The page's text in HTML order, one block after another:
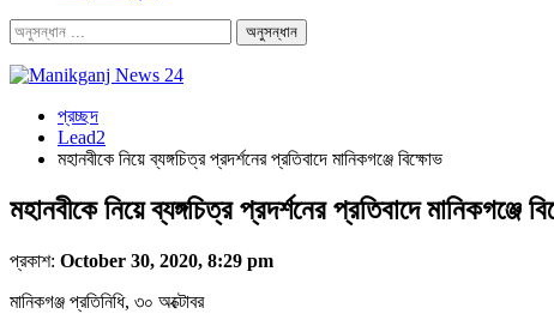
প্রচ্ছদ
Lead2
মহানবীকে নিয়ে ব্যঙ্গচিত্র প্রদর্শনের প্রতিবাদে মানিকগঞ্জে বিক্ষোভ
মহানবীকে নিয়ে ব্যঙ্গচিত্র প্রদর্শনের প্রতিবাদে মানিকগঞ্জে
প্রকাশ: October 30, 2020, 8:29 pm
মানিকগঞ্জ প্রতিনিধি, ৩০ অক্টোবর